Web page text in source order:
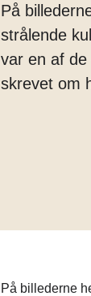
På
strålende
var en af de
skrevet om
På billederne